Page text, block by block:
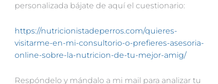
personalizada bájate de aquí el cuestionario:
https://nutricionistadeperros.com/quieres-
visitarme-en-mi-consultorio-o-prefieres-asesoria-
online-sobre-la-nutricion-de-tu-mejor-amig/
Respóndelo y mándalo a mi mail para analizar tu